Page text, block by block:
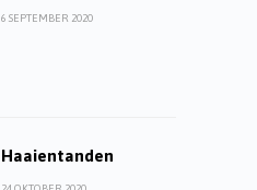
6 SEPTEMBER 2020
Haaientanden